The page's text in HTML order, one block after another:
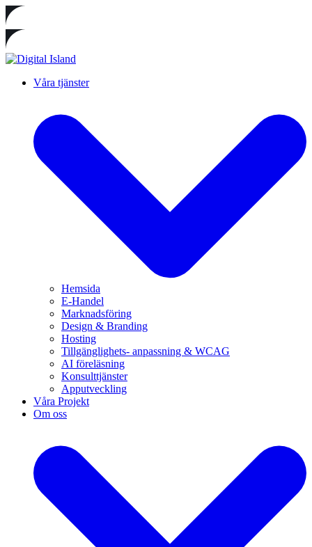
Våra tjänster
Hemsida
E-Handel
Marknadsföring
Design & Branding
Hosting
Tillgänglighets- anpassning & WCAG
AI föreläsning
Konsulttjänster
Apputveckling
Våra Projekt
Om oss